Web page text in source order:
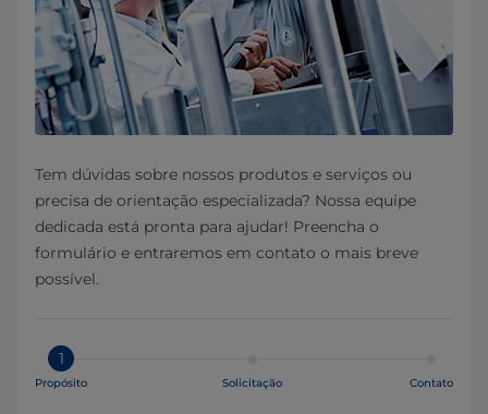
Tem dúvidas sobre nossos produtos e serviços ou
precisa de orientação especializada? Nossa equipe
dedicada está pronta para ajudar! Preencha o
formulário e entraremos em contato o mais breve
possível.
1
Propósito Solicitação Contato